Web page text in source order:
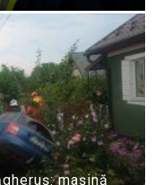
mașină